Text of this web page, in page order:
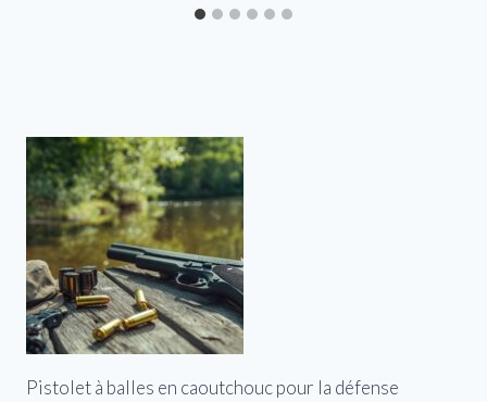
Pistolet à balles en caoutchouc pour la défense